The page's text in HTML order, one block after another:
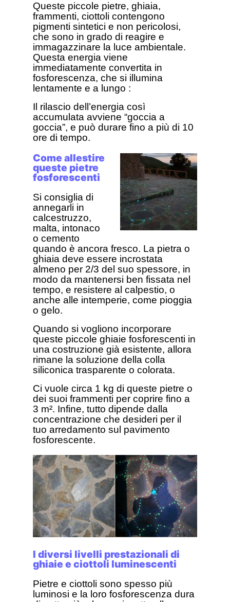
Queste piccole pietre, ghiaia,
frammenti, ciottoli contengono
pigmenti sintetici e non pericolosi,
che sono in grado di reagire e
immagazzinare la luce ambientale.
Questa energia viene
immediatamente convertita in
fosforescenza, che si illumina
lentamente e a lungo :
Il rilascio dell’energia così
accumulata avviene “goccia a
goccia”, e può durare fino a più di 10
ore di tempo.
Come allestire
queste pietre
fosforescenti
Si consiglia di
annegarli in
calcestruzzo,
malta, intonaco
o cemento
quando è ancora fresco. La pietra o
ghiaia deve essere incrostata
almeno per 2/3 del suo spessore, in
modo da mantenersi ben fissata nel
tempo, e resistere al calpestio, o
anche alle intemperie, come pioggia
o gelo.
Quando si vogliono incorporare
queste piccole ghiaie fosforescenti in
una costruzione già esistente, allora
rimane la soluzione della colla
siliconica trasparente o colorata.
Ci vuole circa 1 kg di queste pietre o
dei suoi frammenti per coprire fino a
3 m². Infine, tutto dipende dalla
concentrazione che desideri per il
tuo arredamento sul pavimento
fosforescente.
I diversi livelli prestazionali di
ghiaie e ciottoli luminescenti
Pietre e ciottoli sono spesso più
luminosi e la loro fosforescenza dura